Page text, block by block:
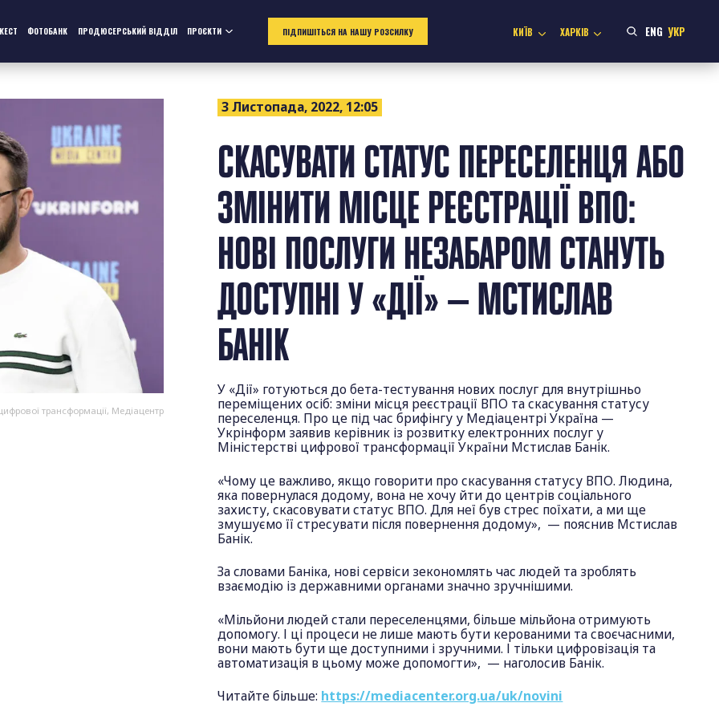
ФОТОБАНК ПРОДЮСЕРСЬКИЙ ВІДДІЛ ПРОЄКТИ ПІДПИШІТЬСЯ НА НАШУ РОЗСИЛКУ КИЇВ ХАРКІВ ENG УКР
трансформації, Медіацентр
3 Листопада, 2022, 12:05
СКАСУВАТИ СТАТУС ПЕРЕСЕЛЕНЦЯ АБО
ЗМІНИТИ МІСЦЕ РЕЄСТРАЦІЇ ВПО:
НОВІ ПОСЛУГИ НЕЗАБАРОМ СТАНУТЬ
ДОСТУПНІ У «ДІЇ» — МСТИСЛАВ
БАНІК
У «Дії» готуються до бета-тестування нових послуг для внутрішньо
переміщених осіб: зміни місця реєстрації ВПО та скасування статусу
переселенця. Про це під час брифінгу у Медіацентрі Україна —
Укрінформ заявив керівник із розвитку електронних послуг у
Міністерстві цифрової трансформації України Мстислав Банік.
«Чому це важливо, якщо говорити про скасування статусу ВПО. Людина,
яка повернулася додому, вона не хочу йти до центрів соціального
захисту, скасовувати статус ВПО. Для неї був стрес поїхати, а ми ще
змушуємо її стресувати після повернення додому», — пояснив Мстислав
Банік.
За словами Баніка, нові сервіси зекономлять час людей та зроблять
взаємодію із державними органами значно зручнішими.
«Мільйони людей стали переселенцями, більше мільйона отримують
допомогу. І ці процеси не лише мають бути керованими та своєчасними,
вони мають бути ще доступними і зручними. І тільки цифровізація та
автоматизація в цьому може допомогти», — наголосив Банік.
Читайте більше: https://mediacenter.org.ua/uk/novini